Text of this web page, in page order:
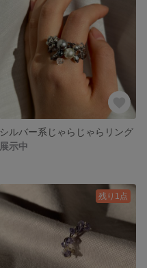
シルバー系じゃらじゃらリング
展示中
残り1点